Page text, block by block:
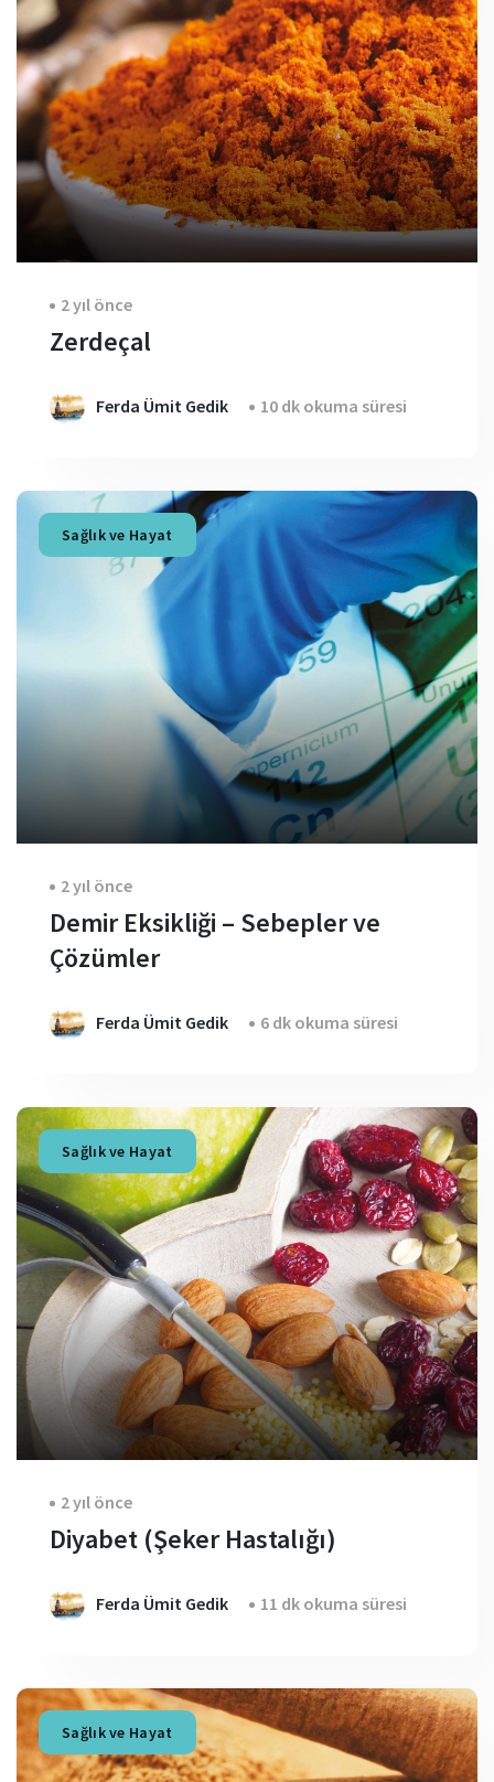
2 yıl önce
Zerdeçal
Ferda Ümit Gedik 10 dk okuma süresi
Sağlık ve Hayat
2 yıl önce
Demir Eksikliği – Sebepler ve
Çözümler
Ferda Ümit Gedik 6 dk okuma süresi
Sağlık ve Hayat
2 yıl önce
Diyabet (Şeker Hastalığı)
Ferda Ümit Gedik 11 dk okuma süresi
Sağlık ve Hayat